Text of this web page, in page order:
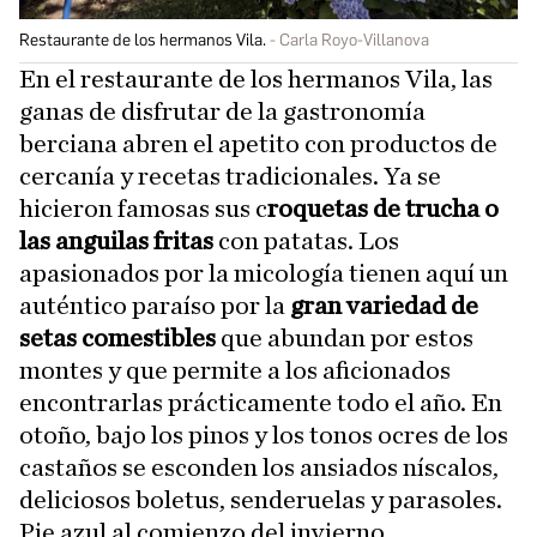
Restaurante de los hermanos Vila. Carla Royo-Villanova
En el restaurante de los hermanos Vila, las
ganas de disfrutar de la gastronomía
berciana abren el apetito con productos de
cercanía y recetas tradicionales. Ya se
hicieron famosas sus croquetas de trucha o
las anguilas fritas con patatas. Los
apasionados por la micología tienen aquí un
auténtico paraíso por la gran variedad de
setas comestibles que abundan por estos
montes y que permite a los aficionados
encontrarlas prácticamente todo el año. En
otoño, bajo los pinos y los tonos ocres de los
castaños se esconden los ansiados níscalos,
deliciosos boletus, senderuelas y parasoles.